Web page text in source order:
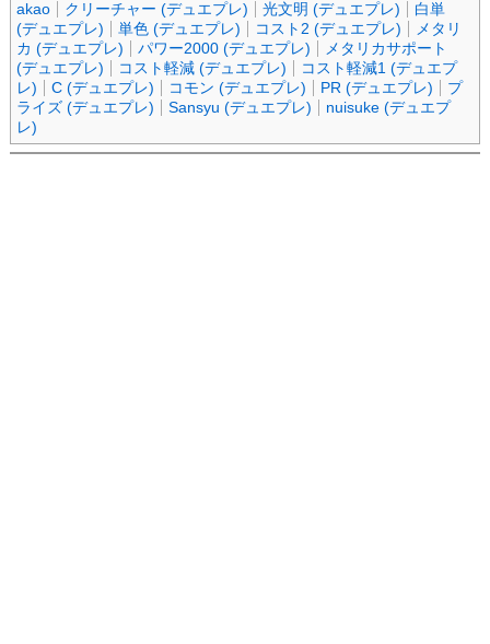
akao
クリーチャー (デュエプレ) 光文明 (デュエプレ)
白単
(デュエプレ)
単色 (デュエプレ) コスト2 (デュエプレ)
メタリ
カ (デュエプレ)
パワー2000 (デュエプレ)
メタリカサポート
(デュエプレ)
コスト軽減 (デュエプレ)
コスト軽減1 (デュエプ
レ)
C (デュエプレ) コモン (デュエプレ) PR (デュエプレ)
プ
ライズ (デュエプレ)
Sansyu (デュエプレ)
nuisuke (デュエプ
レ)